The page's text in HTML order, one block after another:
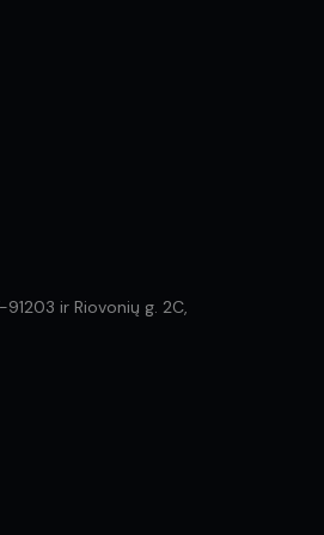
91203 ir Riovonių g. 2C,